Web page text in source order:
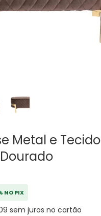
Metal e Tecido
NO PIX
sem juros no cartão